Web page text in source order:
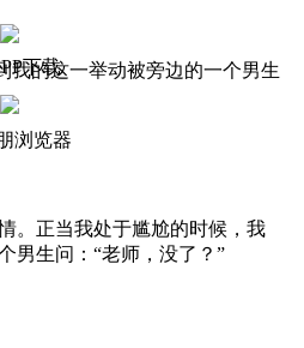
下载
浏览器
的这一举动被旁边的一个男生
。正当我处于尴尬的时候，我
男生问：“老师，没了？”